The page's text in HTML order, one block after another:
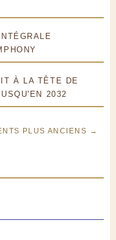
À LA TÊTE DE
2032
PLUS ANCIENS →